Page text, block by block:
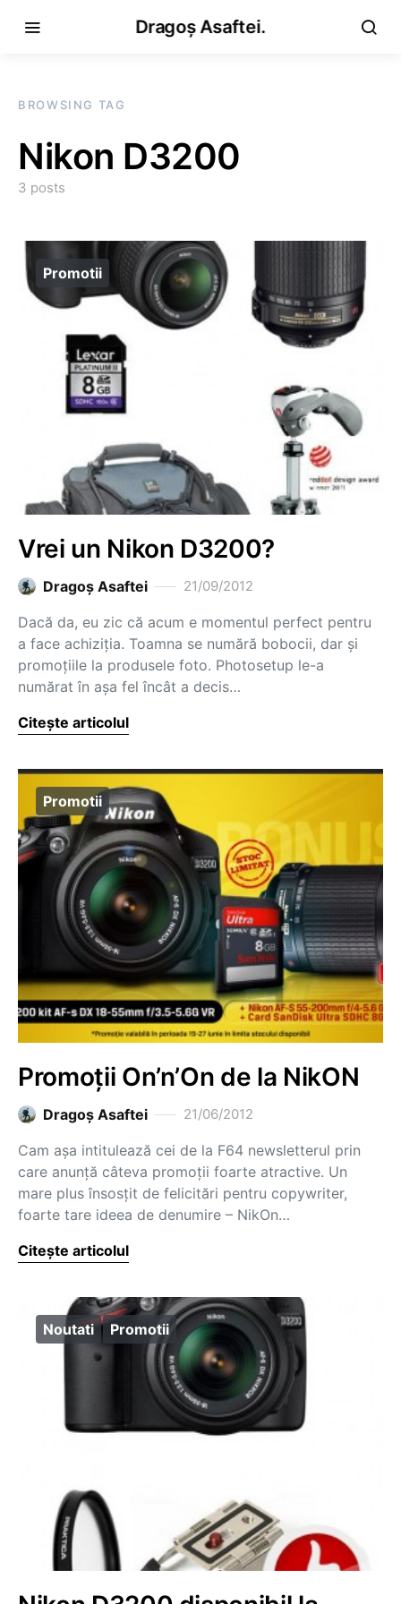
Dragoș Asaftei.
BROWSING TAG
Nikon D3200
3 posts
Promotii
Vrei un Nikon D3200?
Dragoş Asaftei 21/09/2012
Dacă da, eu zic că acum e momentul perfect pentru
a face achiziția. Toamna se numără bobocii, dar și
promoțiile la produsele foto. Photosetup le-a
numărat în așa fel încât a decis…
Citește articolul
Promotii
Promoții On’n’On de la NikON
Dragoş Asaftei 21/06/2012
Cam așa intitulează cei de la F64 newsletterul prin
care anunță câteva promoții foarte atractive. Un
mare plus însosțit de felicitări pentru copywriter,
foarte tare ideea de denumire – NikOn…
Citește articolul
Noutati Promotii